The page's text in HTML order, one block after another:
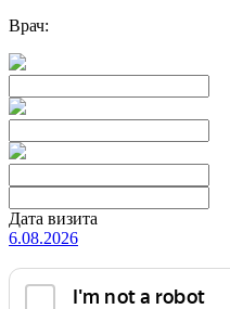
Врач:
Дата визита
6.08.2026